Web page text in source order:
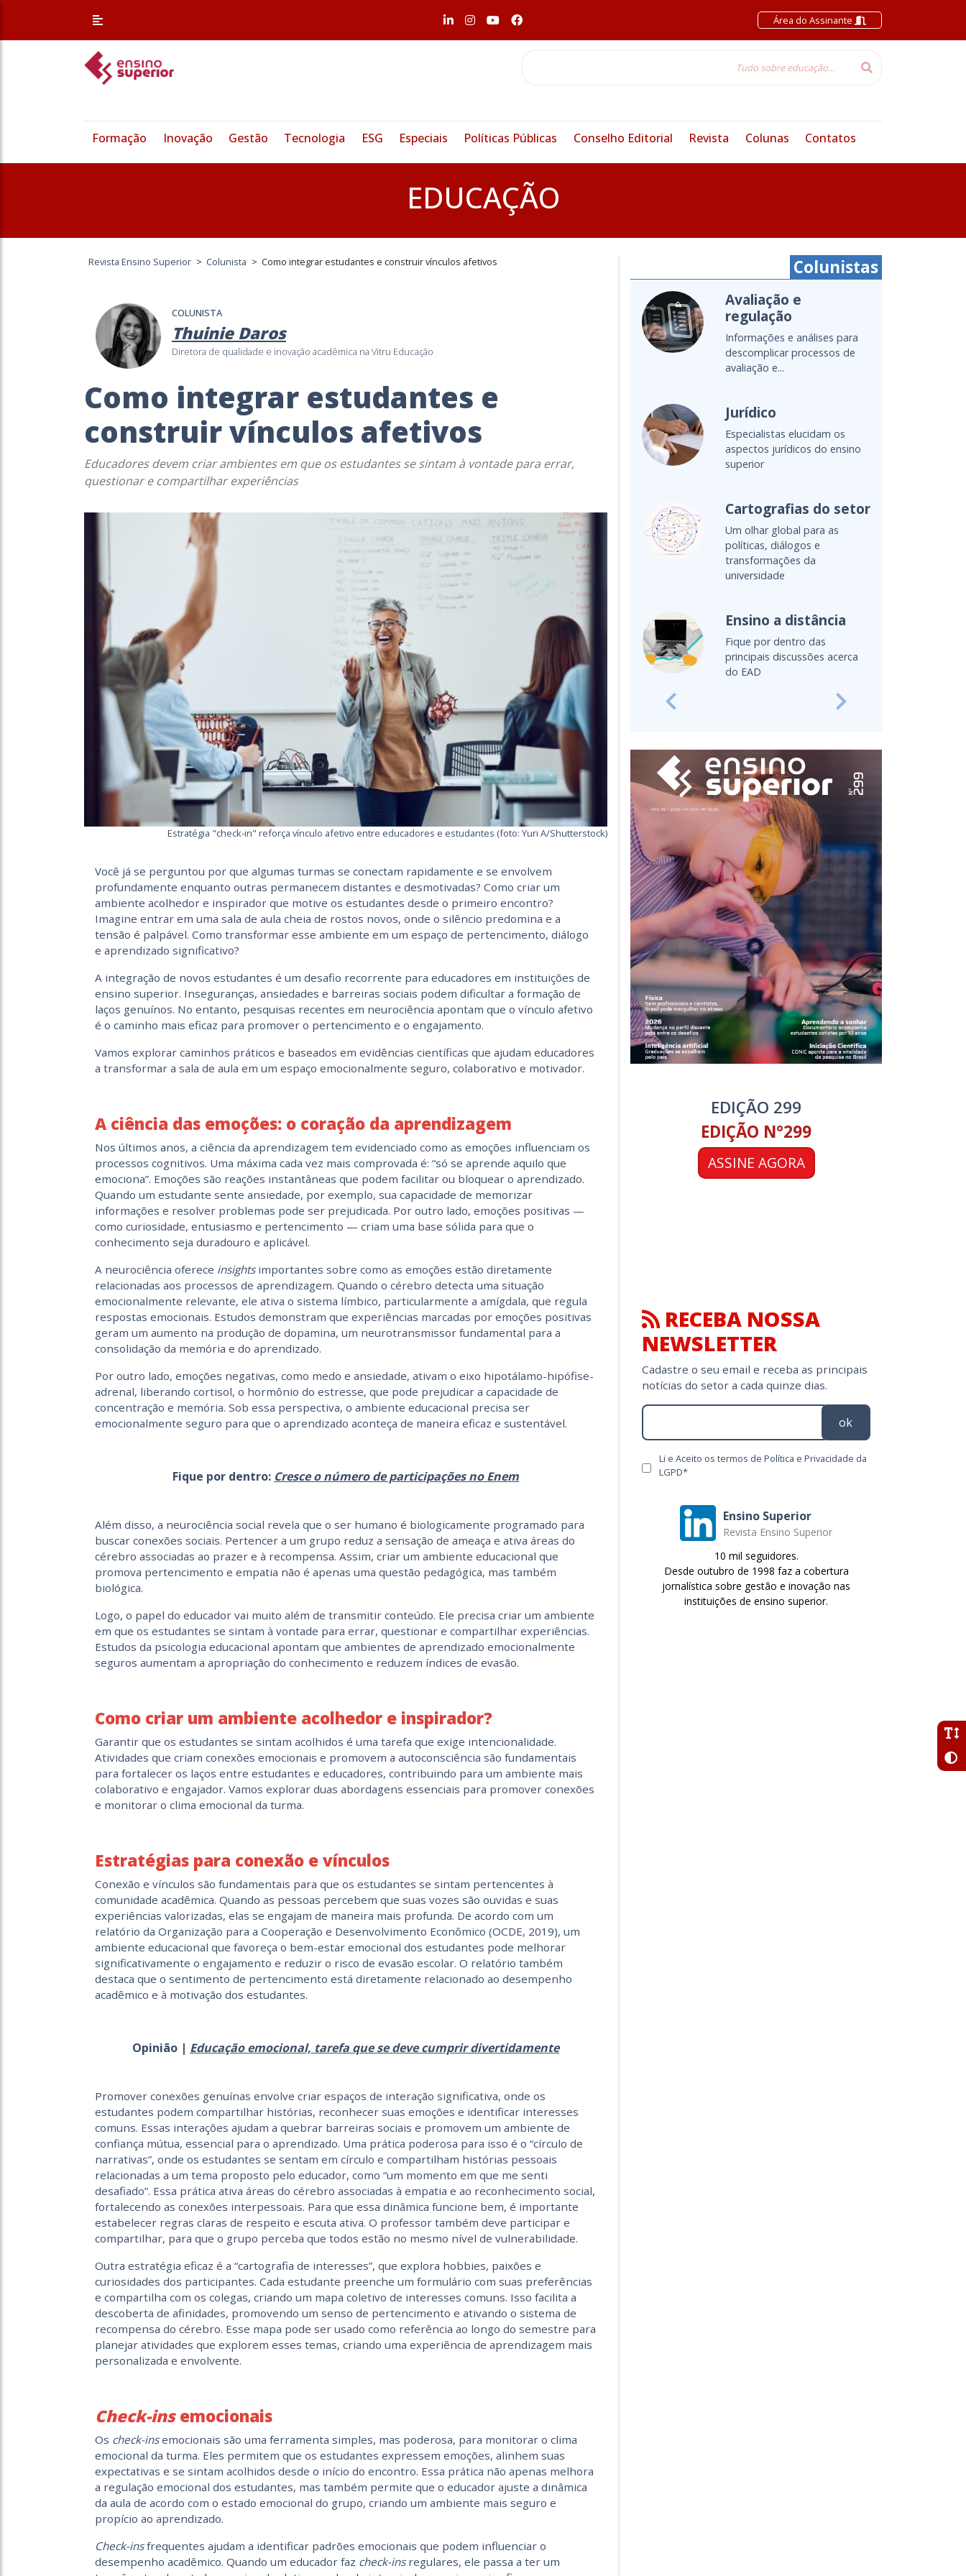
Área do Assinante
Formação Inovação Gestão Tecnologia ESG Especiais Políticas Públicas Conselho Editorial Revista Colunas Contatos
EDUCAÇÃO
Revista Ensino Superior > Colunista > Como integrar estudantes e construir vínculos afetivos
COLUNISTA
Thuinie Daros
Diretora de qualidade e inovação acadêmica na Vitru Educação
Como integrar estudantes e
construir vínculos afetivos
Educadores devem criar ambientes em que os estudantes se sintam à vontade para errar,
questionar e compartilhar experiências
Estratégia "check-in" reforça vínculo afetivo entre educadores e estudantes (foto: Yuri A/Shutterstock)
Você já se perguntou por que algumas turmas se conectam rapidamente e se envolvem
profundamente enquanto outras permanecem distantes e desmotivadas? Como criar um
ambiente acolhedor e inspirador que motive os estudantes desde o primeiro encontro?
Imagine entrar em uma sala de aula cheia de rostos novos, onde o silêncio predomina e a
tensão é palpável. Como transformar esse ambiente em um espaço de pertencimento, diálogo
e aprendizado significativo?
A integração de novos estudantes é um desafio recorrente para educadores em instituições de
ensino superior. Inseguranças, ansiedades e barreiras sociais podem dificultar a formação de
laços genuínos. No entanto, pesquisas recentes em neurociência apontam que o vínculo afetivo
é o caminho mais eficaz para promover o pertencimento e o engajamento.
Vamos explorar caminhos práticos e baseados em evidências científicas que ajudam educadores
a transformar a sala de aula em um espaço emocionalmente seguro, colaborativo e motivador.
A ciência das emoções: o coração da aprendizagem
Nos últimos anos, a ciência da aprendizagem tem evidenciado como as emoções influenciam os
processos cognitivos. Uma máxima cada vez mais comprovada é: “só se aprende aquilo que
emociona”. Emoções são reações instantâneas que podem facilitar ou bloquear o aprendizado.
Quando um estudante sente ansiedade, por exemplo, sua capacidade de memorizar
informações e resolver problemas pode ser prejudicada. Por outro lado, emoções positivas —
como curiosidade, entusiasmo e pertencimento — criam uma base sólida para que o
conhecimento seja duradouro e aplicável.
A neurociência oferece insightsimportantes sobre como as emoções estão diretamente
relacionadas aos processos de aprendizagem. Quando o cérebro detecta uma situação
emocionalmente relevante, ele ativa o sistema límbico, particularmente a amígdala, que regula
respostas emocionais. Estudos demonstram que experiências marcadas por emoções positivas
geram um aumento na produção de dopamina, um neurotransmissor fundamental para a
consolidação da memória e do aprendizado.
Por outro lado, emoções negativas, como medo e ansiedade, ativam o eixo hipotálamo-hipófise-
adrenal, liberando cortisol, o hormônio do estresse, que pode prejudicar a capacidade de
concentração e memória. Sob essa perspectiva, o ambiente educacional precisa ser
emocionalmente seguro para que o aprendizado aconteça de maneira eficaz e sustentável.
Fique por dentro: Cresce o número de participações no Enem
Além disso, a neurociência social revela que o ser humano é biologicamente programado para
buscar conexões sociais. Pertencer a um grupo reduz a sensação de ameaça e ativa áreas do
cérebro associadas ao prazer e à recompensa. Assim, criar um ambiente educacional que
promova pertencimento e empatia não é apenas uma questão pedagógica, mas também
biológica.
Logo, o papel do educador vai muito além de transmitir conteúdo. Ele precisa criar um ambiente
em que os estudantes se sintam à vontade para errar, questionar e compartilhar experiências.
Estudos da psicologia educacional apontam que ambientes de aprendizado emocionalmente
seguros aumentam a apropriação do conhecimento e reduzem índices de evasão.
Como criar um ambiente acolhedor e inspirador?
Garantir que os estudantes se sintam acolhidos é uma tarefa que exige intencionalidade.
Atividades que criam conexões emocionais e promovem a autoconsciência são fundamentais
para fortalecer os laços entre estudantes e educadores, contribuindo para um ambiente mais
colaborativo e engajador. Vamos explorar duas abordagens essenciais para promover conexões
e monitorar o clima emocional da turma.
Estratégias para conexão e vínculos
Conexão e vínculos são fundamentais para que os estudantes se sintam pertencentes à
comunidade acadêmica. Quando as pessoas percebem que suas vozes são ouvidas e suas
experiências valorizadas, elas se engajam de maneira mais profunda. De acordo com um
relatório da Organização para a Cooperação e Desenvolvimento Econômico (OCDE, 2019), um
ambiente educacional que favoreça o bem-estar emocional dos estudantes pode melhorar
significativamente o engajamento e reduzir o risco de evasão escolar. O relatório também
destaca que o sentimento de pertencimento está diretamente relacionado ao desempenho
acadêmico e à motivação dos estudantes.
Opinião | Educação emocional, tarefa que se deve cumprir divertidamente
Promover conexões genuínas envolve criar espaços de interação significativa, onde os
estudantes podem compartilhar histórias, reconhecer suas emoções e identificar interesses
comuns. Essas interações ajudam a quebrar barreiras sociais e promovem um ambiente de
confiança mútua, essencial para o aprendizado. Uma prática poderosa para isso é o “círculo de
narrativas”, onde os estudantes se sentam em círculo e compartilham histórias pessoais
relacionadas a um tema proposto pelo educador, como “um momento em que me senti
desafiado”. Essa prática ativa áreas do cérebro associadas à empatia e ao reconhecimento social,
fortalecendo as conexões interpessoais. Para que essa dinâmica funcione bem, é importante
estabelecer regras claras de respeito e escuta ativa. O professor também deve participar e
compartilhar, para que o grupo perceba que todos estão no mesmo nível de vulnerabilidade.
Outra estratégia eficaz é a “cartografia de interesses”, que explora hobbies, paixões e
curiosidades dos participantes. Cada estudante preenche um formulário com suas preferências
e compartilha com os colegas, criando um mapa coletivo de interesses comuns. Isso facilita a
descoberta de afinidades, promovendo um senso de pertencimento e ativando o sistema de
recompensa do cérebro. Esse mapa pode ser usado como referência ao longo do semestre para
planejar atividades que explorem esses temas, criando uma experiência de aprendizagem mais
personalizada e envolvente.
Check-insemocionais
Os check-insemocionais são uma ferramenta simples, mas poderosa, para monitorar o clima
emocional da turma. Eles permitem que os estudantes expressem emoções, alinhem suas
expectativas e se sintam acolhidos desde o início do encontro. Essa prática não apenas melhora
a regulação emocional dos estudantes, mas também permite que o educador ajuste a dinâmica
da aula de acordo com o estado emocional do grupo, criando um ambiente mais seguro e
propício ao aprendizado.
Check-insfrequentes ajudam a identificar padrões emocionais que podem influenciar o
desempenho acadêmico. Quando um educador faz check-insregulares, ele passa a ter um
Colunistas
Cultura Oceânica
Entenda a importância de
levar o oceano para a sala de
aula
Membro do Conselho
Internacional do Times Higher
Education e reitor do IESB
Especialista e consultor em
ensino superior e gestão
educacional
aprendizagem, metodologias
ativas e avaliação
Previous
EDIÇÃO N°299
ASSINE AGORA
NEWSLETTER
Cadastre o seu email e receba as principais
notícias do setor a cada quinze dias.
Li e Aceito os termos de Política e Privacidade da
LGPD*
10 mil seguidores.
Desde outubro de 1998 faz a cobertura
jornalística sobre gestão e inovação nas
instituições de ensino superior.